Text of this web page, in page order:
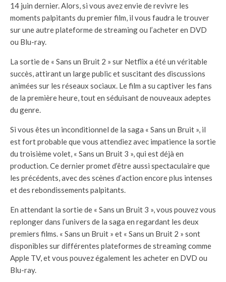
14 juin dernier. Alors, si vous avez envie de revivre les
moments palpitants du premier film, il vous faudra le trouver
sur une autre plateforme de streaming ou l’acheter en DVD
ou Blu-ray.
La sortie de « Sans un Bruit 2 » sur Netflix a été un véritable
succès, attirant un large public et suscitant des discussions
animées sur les réseaux sociaux. Le film a su captiver les fans
de la première heure, tout en séduisant de nouveaux adeptes
du genre.
Si vous êtes un inconditionnel de la saga « Sans un Bruit », il
est fort probable que vous attendiez avec impatience la sortie
du troisième volet, « Sans un Bruit 3 », qui est déjà en
production. Ce dernier promet d’être aussi spectaculaire que
les précédents, avec des scènes d’action encore plus intenses
et des rebondissements palpitants.
En attendant la sortie de « Sans un Bruit 3 », vous pouvez vous
replonger dans l’univers de la saga en regardant les deux
premiers films. « Sans un Bruit » et « Sans un Bruit 2 » sont
disponibles sur différentes plateformes de streaming comme
Apple TV, et vous pouvez également les acheter en DVD ou
Blu-ray.